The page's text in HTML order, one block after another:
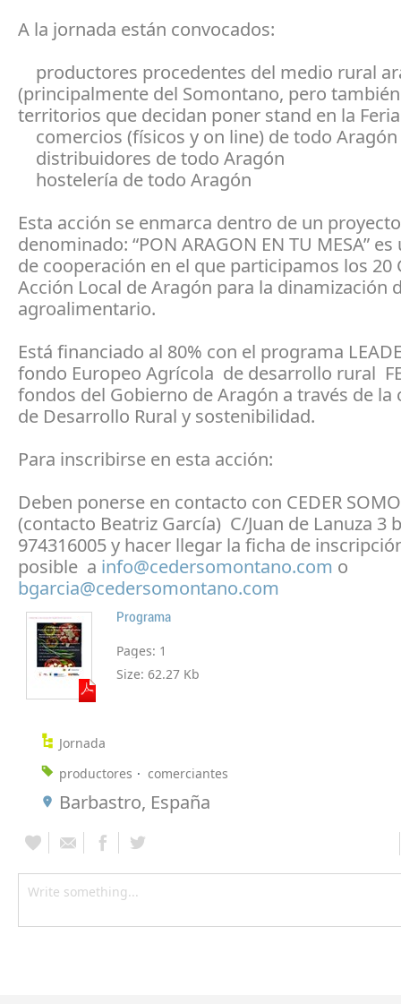
A la jornada están convocados:
productores procedentes del medio rural
(principalmente del Somontano, pero
territorios que decidan poner stand en la Feria
comercios (físicos y on line) de todo Aragón
distribuidores de todo Aragón
hostelería de todo Aragón
Esta acción se enmarca dentro de un proyecto
denominado: “PON ARAGON EN TU MESA”
de cooperación en el que participamos los 20
Acción Local de Aragón para la dinamización
agroalimentario.
Está financiado al 80% con el programa
fondo Europeo Agrícola de desarrollo rural
fondos del Gobierno de Aragón a través de la
de Desarrollo Rural y sostenibilidad.
Para inscribirse en esta acción:
Deben ponerse en contacto con CEDER
(contacto Beatriz García) C/Juan de Lanuza 3
974316005 y hacer llegar la ficha de
posible a info@cedersomontano.com o
bgarcia@cedersomontano.com
Programa
Pages: 1
Size: 62.27 Kb
Jornada
productores
comerciantes
Barbastro, España